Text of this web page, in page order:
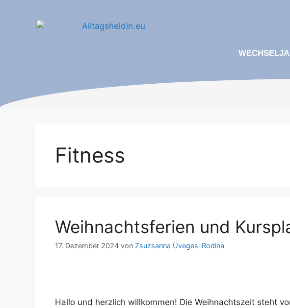
Fitness
Weihnachtsferien und
17. Dezember 2024 von Zsuzsanna Üveges-Rodina
Hallo und herzlich willkommen! Die Weihnachtszeit steht